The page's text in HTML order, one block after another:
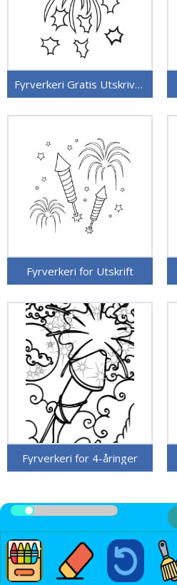
Fyrverkeri Gratis Utskrivbar
Fyrverkeri for Utskrift
Fyrverkeri for 4-åringer